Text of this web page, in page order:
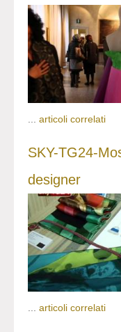
articoli correlati
SKY-TG24-
designer
articoli correlati